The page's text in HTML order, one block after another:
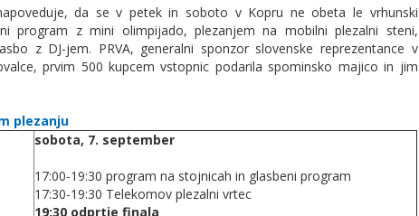
da se v petek in soboto v Kopru ne obeta le vrhunski
program z mini olimpijado, plezanjem na mobilni plezalni steni,
z DJ-jem. PRVA, generalni sponzor slovenske reprezentance v
prvim 500 kupcem vstopnic podarila spominsko majico in jim
plezanju
sobota, 7. september
17:00-19:30 program na stojnicah in glasbeni program
17:30-19:30 Telekomov plezalni vrtec
19:30 odprtje finala